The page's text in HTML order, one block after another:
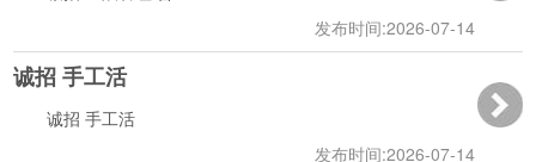
发布时间:2026-07-14
诚招 手工活
发布时间:2026-07-14
诚招 手工活